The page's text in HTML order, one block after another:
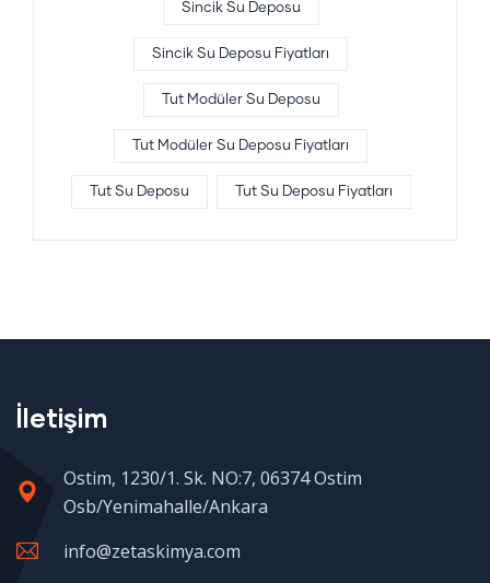
Sincik Su Deposu
Sincik Su Deposu Fiyatları
Tut Modüler Su Deposu
Tut Modüler Su Deposu Fiyatları
Tut Su Deposu Tut Su Deposu Fiyatları
İletişim
Ostim, 1230/1. Sk. NO:7, 06374 Ostim
Osb/Yenimahalle/Ankara
info@zetaskimya.com